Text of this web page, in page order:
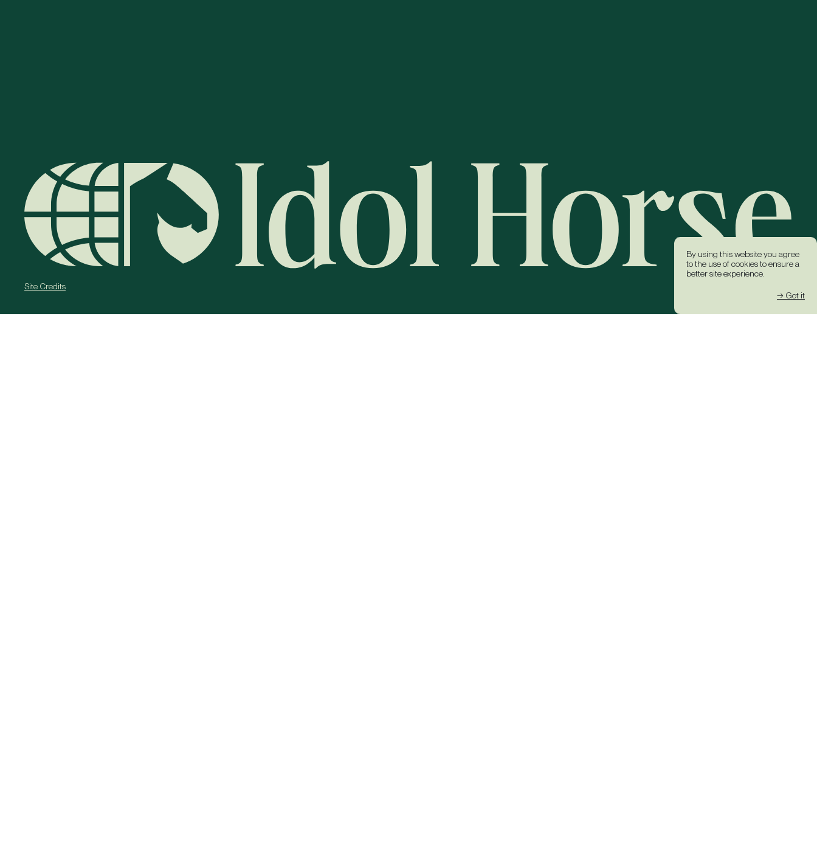
By using this website you agree
to the use of cookies to ensure a
better site experience.
→ Got it
Site Credits